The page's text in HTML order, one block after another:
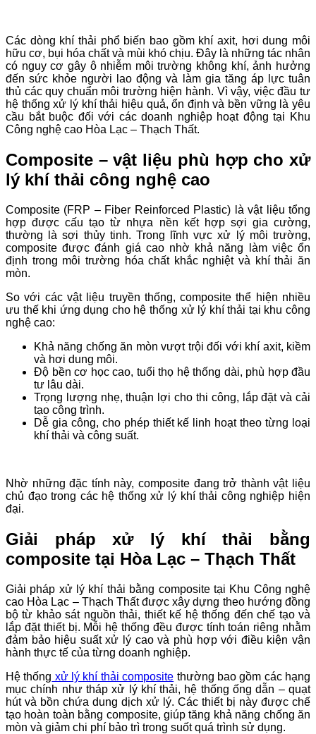
Các dòng khí thải phổ biến bao gồm khí axit, hơi dung môi
hữu cơ, bụi hóa chất và mùi khó chịu. Đây là những tác nhân
có nguy cơ gây ô nhiễm môi trường không khí, ảnh hưởng
đến sức khỏe người lao động và làm gia tăng áp lực tuân
thủ các quy chuẩn môi trường hiện hành. Vì vậy, việc đầu tư
hệ thống xử lý khí thải hiệu quả, ổn định và bền vững là yêu
cầu bắt buộc đối với các doanh nghiệp hoạt động tại Khu
Công nghệ cao Hòa Lạc – Thạch Thất.
Composite – vật liệu phù hợp cho xử
lý khí thải công nghệ cao
Composite (FRP – Fiber Reinforced Plastic) là vật liệu tổng
hợp được cấu tạo từ nhựa nền kết hợp sợi gia cường,
thường là sợi thủy tinh. Trong lĩnh vực xử lý môi trường,
composite được đánh giá cao nhờ khả năng làm việc ổn
định trong môi trường hóa chất khắc nghiệt và khí thải ăn
mòn.
So với các vật liệu truyền thống, composite thể hiện nhiều
ưu thế khi ứng dụng cho hệ thống xử lý khí thải tại khu công
nghệ cao:
Khả năng chống ăn mòn vượt trội đối với khí axit, kiềm
và hơi dung môi.
Độ bền cơ học cao, tuổi thọ hệ thống dài, phù hợp đầu
tư lâu dài.
Trọng lượng nhẹ, thuận lợi cho thi công, lắp đặt và cải
tạo công trình.
Dễ gia công, cho phép thiết kế linh hoạt theo từng loại
khí thải và công suất.
Nhờ những đặc tính này, composite đang trở thành vật liệu
chủ đạo trong các hệ thống xử lý khí thải công nghiệp hiện
đại.
Giải pháp xử lý khí thải bằng
composite tại Hòa Lạc – Thạch Thất
Giải pháp xử lý khí thải bằng composite tại Khu Công nghệ
cao Hòa Lạc – Thạch Thất được xây dựng theo hướng đồng
bộ từ khảo sát nguồn thải, thiết kế hệ thống đến chế tạo và
lắp đặt thiết bị. Mỗi hệ thống đều được tính toán riêng nhằm
đảm bảo hiệu suất xử lý cao và phù hợp với điều kiện vận
hành thực tế của từng doanh nghiệp.
Hệ thống xử lý khí thải composite thường bao gồm các hạng
mục chính như tháp xử lý khí thải, hệ thống ống dẫn – quạt
hút và bồn chứa dung dịch xử lý. Các thiết bị này được chế
tạo hoàn toàn bằng composite, giúp tăng khả năng chống ăn
mòn và giảm chi phí bảo trì trong suốt quá trình sử dụng.